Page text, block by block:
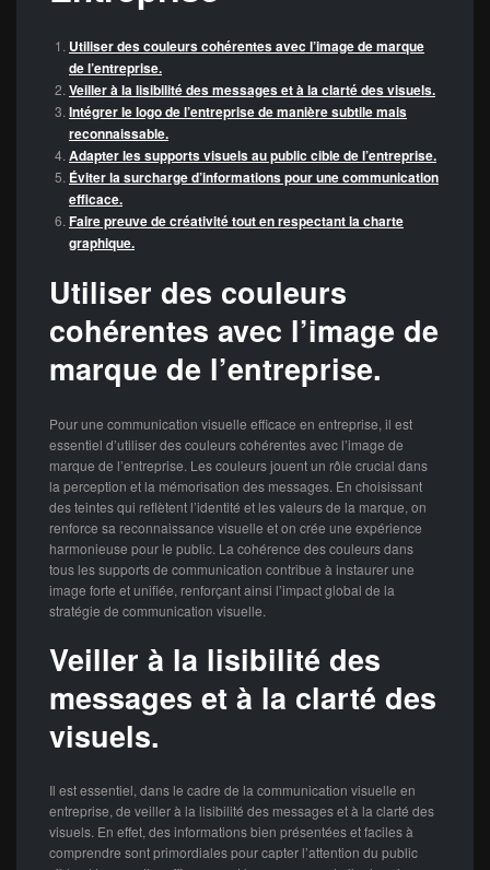
Utiliser des couleurs cohérentes avec l’image de marque
de l’entreprise.
Veiller à la lisibilité des messages et à la clarté des visuels.
Intégrer le logo de l’entreprise de manière subtile mais
reconnaissable.
Adapter les supports visuels au public cible de l’entreprise.
Éviter la surcharge d’informations pour une communication
efficace.
Faire preuve de créativité tout en respectant la charte
graphique.
Utiliser des couleurs
cohérentes avec l’image de
marque de l’entreprise.
Pour une communication visuelle efficace en entreprise, il est
essentiel d’utiliser des couleurs cohérentes avec l’image de
marque de l’entreprise. Les couleurs jouent un rôle crucial dans
la perception et la mémorisation des messages. En choisissant
des teintes qui reflètent l’identité et les valeurs de la marque, on
renforce sa reconnaissance visuelle et on crée une expérience
harmonieuse pour le public. La cohérence des couleurs dans
tous les supports de communication contribue à instaurer une
image forte et unifiée, renforçant ainsi l’impact global de la
stratégie de communication visuelle.
Veiller à la lisibilité des
messages et à la clarté des
visuels.
Il est essentiel, dans le cadre de la communication visuelle en
entreprise, de veiller à la lisibilité des messages et à la clarté des
visuels. En effet, des informations bien présentées et faciles à
comprendre sont primordiales pour capter l’attention du public